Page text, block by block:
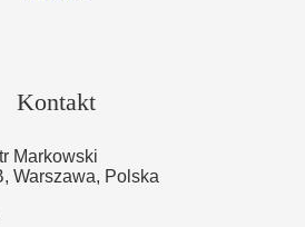
Kontakt
Markowski
Warszawa, Polska